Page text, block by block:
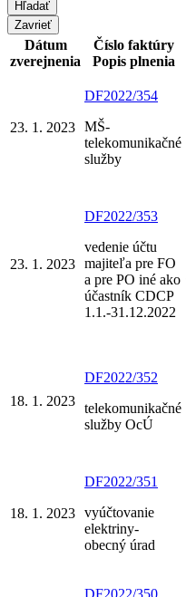
Zavrieť
Dátum
zverejnenia
Číslo faktúry
Popis plnenia
23. 1. 2023
DF2022/354
MŠ-
telekomunikačné
služby
23. 1. 2023
DF2022/353
vedenie účtu
majiteľa pre FO
a pre PO iné ako
účastník CDCP
1.1.-31.12.2022
18. 1. 2023
DF2022/352
telekomunikačné
služby OcÚ
18. 1. 2023
DF2022/351
vyúčtovanie
elektriny-
obecný úrad
DF2022/350